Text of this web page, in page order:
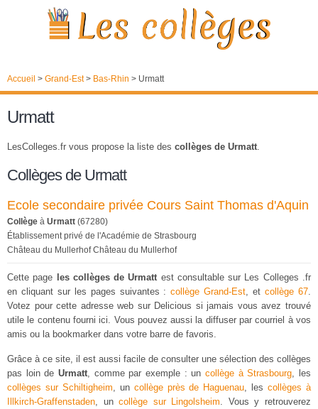
Accueil > Grand-Est> Bas-Rhin > Urmatt
Urmatt
LesColleges.fr vous propose la liste des collèges de Urmatt.
Collèges de Urmatt
Ecole secondaire privée Cours Saint Thomas d'Aquin
Collège à Urmatt (67280)
Établissement privé de l'Académie de Strasbourg
Château du Mullerhof Château du Mullerhof
Cette page les collèges de Urmattest consultable sur Les Colleges .fr
en cliquant sur les pages suivantes :collège Grand-Est, etcollège 67.
Votez pour cette adresse web sur Delicious si jamais vous avez trouvé
utile le contenu fourni ici. Vous pouvez aussi la diffuser par courriel à vos
amis ou la bookmarker dans votre barre de favoris.
Grâce à ce site, il est aussi facile de consulter une sélection des collèges
pas loin de Urmatt, comme par exemple : un collège à Strasbourg, les
collèges sur Schiltigheim, un collège près de Haguenau, lescollèges à
Illkirch-Graffenstaden, uncollège sur Lingolsheim. Vous y retrouverez